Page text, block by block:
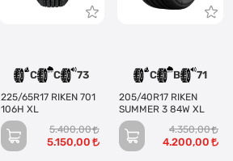
C C 73
225/65R17 RIKEN 701
106H XL
5.400,00
5.150,00
C B 71
205/40R17 RIKEN
SUMMER 3 84W XL
4.350,00
4.200,00